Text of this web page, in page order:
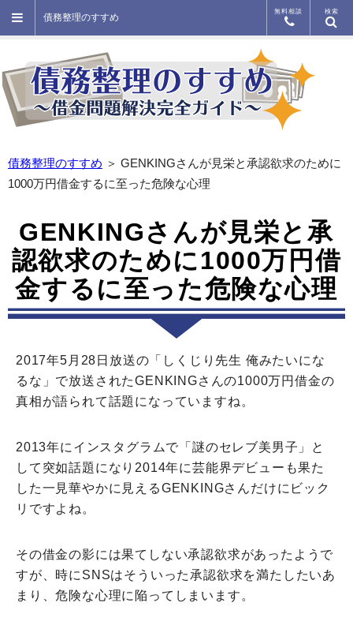
債務整理のすすめ
無料相談 検索
債務整理のすすめ ＞ GENKINGさんが見栄と承認欲求のために
1000万円借金するに至った危険な心理
GENKINGさんが見栄と承
認欲求のために1000万円借
金するに至った危険な心理
2017年5月28日放送の「しくじり先生 俺みたいにな
るな」で放送されたGENKINGさんの1000万円借金の
真相が語られて話題になっていますね。
2013年にインスタグラムで「謎のセレブ美男子」と
して突如話題になり2014年に芸能界デビューも果た
した一見華やかに見えるGENKINGさんだけにビック
リですよね。
その借金の影には果てしない承認欲求があったようで
すが、時にSNSはそういった承認欲求を満たしたいあ
まり、危険な心理に陥ってしまいます。